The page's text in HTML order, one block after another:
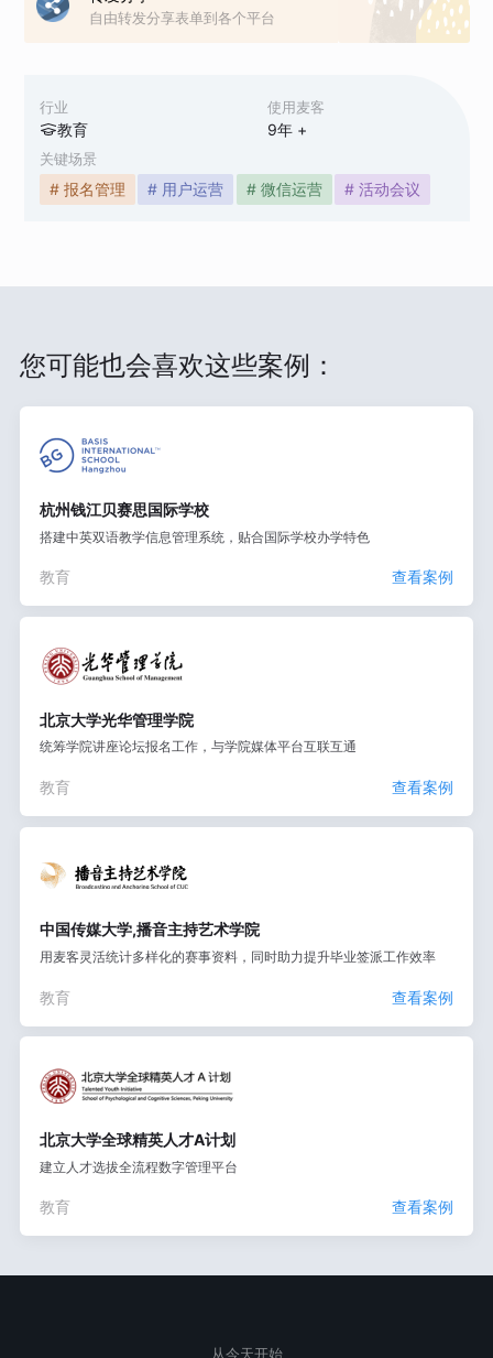
行业
教育
使用麦客
9年 +
关键场景
# 报名管理 # 用户运营 # 微信运营 # 活动会议
自由转发分享表单到各个平台
您可能也会喜欢这些案例：
杭州钱江贝赛思国际学校
搭建中英双语教学信息管理系统，贴合国际学校办学特色
教育 查看案例
北京大学光华管理学院
统筹学院讲座论坛报名工作，与学院媒体平台互联互通
教育 查看案例
中国传媒大学,播音主持艺术学院
用麦客灵活统计多样化的赛事资料，同时助力提升毕业签派工作效率
教育 查看案例
北京大学全球精英人才A计划
建立人才选拔全流程数字管理平台
教育 查看案例
从今天开始